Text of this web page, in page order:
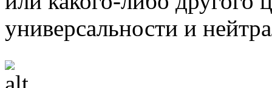
универсальности и